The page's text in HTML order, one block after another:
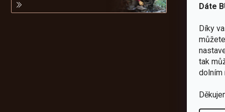
Dáte
Díky
tak
dolním